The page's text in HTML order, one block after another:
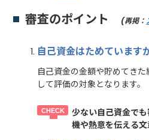
審査のポイント (再掲：
自己資金はためています
自己資金の金額や貯めてき
して評価の対象となります。
少ない自己資金で
機や熱意を伝える文